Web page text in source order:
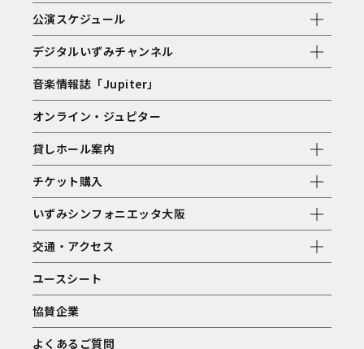
公演スケジュール
デジタルいずみチャンネル
音楽情報誌「Jupiter」
オンライン・ジュピター
貸しホール案内
チケット購入
いずみシンフォニエッタ大阪
交通・アクセス
ユースシート
協賛企業
よくあるご質問